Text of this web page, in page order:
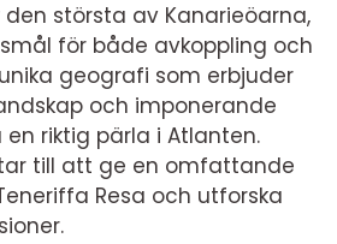
största av Kanarieöarna,
för både avkoppling och
geografi som erbjuder
och imponerande
riktig pärla i Atlanten.
till att ge en omfattande
Resa och utforska